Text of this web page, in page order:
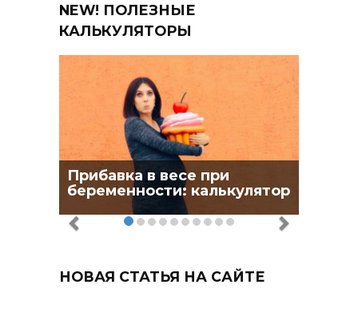
NEW! ПОЛЕЗНЫЕ
КАЛЬКУЛЯТОРЫ
Прибавка в весе при
беременности: калькулятор
НОВАЯ СТАТЬЯ НА САЙТЕ